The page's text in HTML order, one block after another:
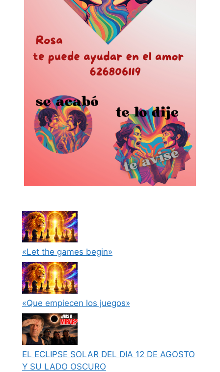
«Let the games begin»
«Que empiecen los juegos»
EL ECLIPSE SOLAR DEL DIA 12 DE AGOSTO
Y SU LADO OSCURO